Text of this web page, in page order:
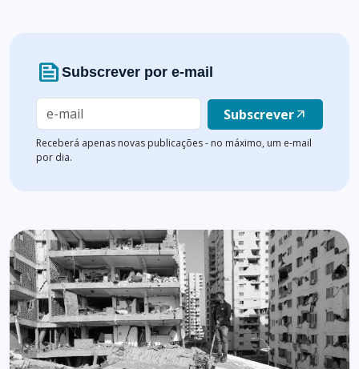
news Subscrever por e-mail
Subscreverarrow_outward
Receberá apenas novas publicações - no máximo, um e-mail
por dia.
Lista de artigos